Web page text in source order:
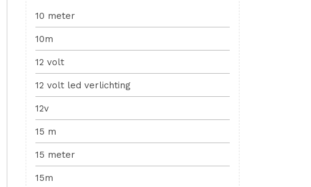
10 meter
10m
12 volt
12 volt led verlichting
12v
15 m
15 meter
15m